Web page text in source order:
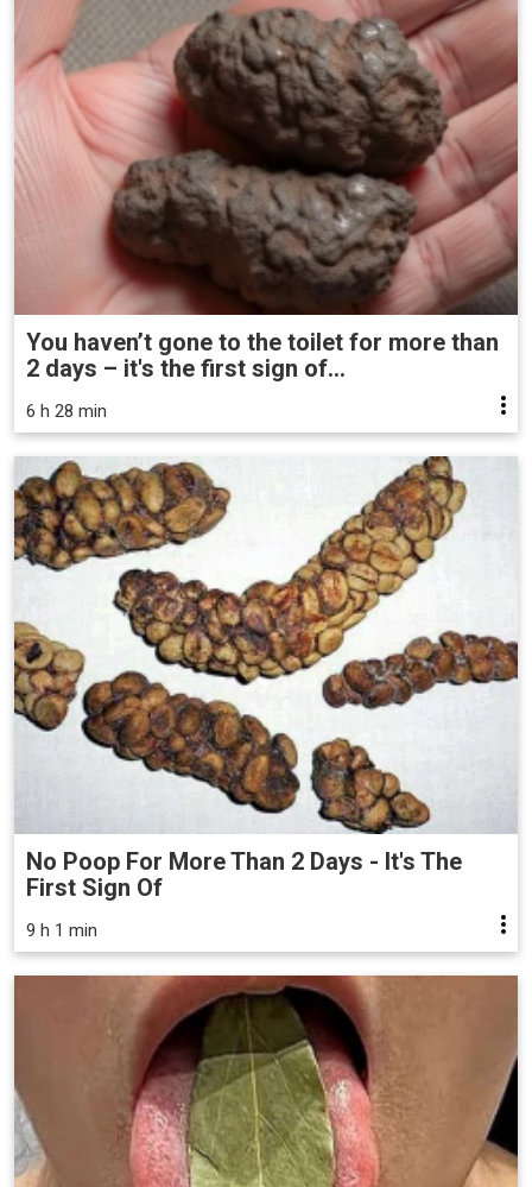
You haven’t gone to the toilet for more than
2 days – it's the first sign of...
6 h 28 min
No Poop For More Than 2 Days - It's The
First Sign Of
9 h 1 min